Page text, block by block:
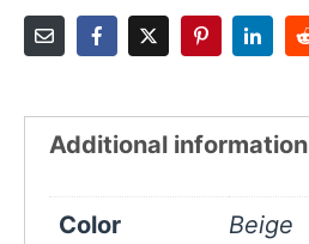
Additional information
Color
Beige